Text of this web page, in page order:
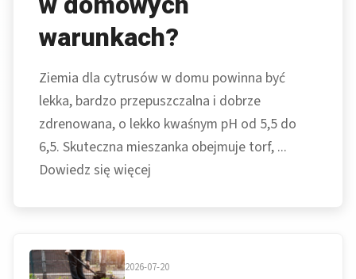
warunkach?
Ziemia dla cytrusów w domu powinna być
lekka, bardzo przepuszczalna i dobrze
zdrenowana, o lekko kwaśnym pH od 5,5 do
6,5. Skuteczna mieszanka obejmuje torf, ...
Dowiedz się więcej
2026-07-20